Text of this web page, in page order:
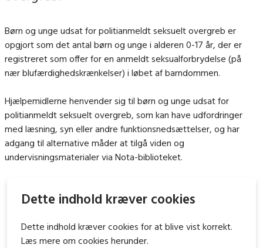
Børn og unge udsat for politianmeldt seksuelt overgreb er
opgjort som det antal børn og unge i alderen 0-17 år, der er
registreret som offer for en anmeldt seksualforbrydelse (på
nær blufærdighedskrænkelser) i løbet af barndommen.
Hjælpemidlerne henvender sig til børn og unge udsat for
politianmeldt seksuelt overgreb, som kan have udfordringer
med læsning, syn eller andre funktionsnedsættelser, og har
adgang til alternative måder at tilgå viden og
undervisningsmaterialer via Nota-biblioteket.
Dette indhold kræver cookies
Dette indhold kræver cookies for at blive vist korrekt.
Læs mere om cookies herunder.